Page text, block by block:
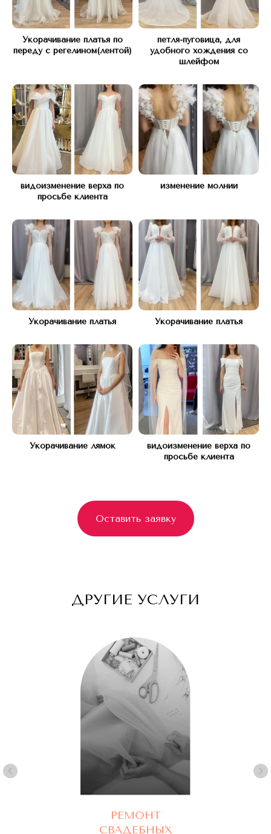
Укорачивание платья по
переду с регелином(лентой)
петля-пуговица, для
удобного хождения со
шлейфом
видоизменение верха по
просьбе клиента
изменение молнии
Укорачивание платья Укорачивание платья
Укорачивание лямок
видоизменение верха по
просьбе клиента
Оставить заявку
ДРУГИЕ УСЛУГИ
РЕМОНТ
СВАДЕБНЫХ
КОНТАКТЫ
удобным способом
КУТУЗОВСКИЙ ПРОСПЕКТ Д.45
Адрес:
(рядом с подъездом 12)
С 10 ДО 21, БЕЗ ВЫХОДНЫХ
Часы работы:
+7(977) 748 45 45
Телефон:
*Instagram запрещен в РФ (Meta*
Оставить заявку